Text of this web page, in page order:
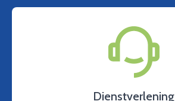
Dienstverlening